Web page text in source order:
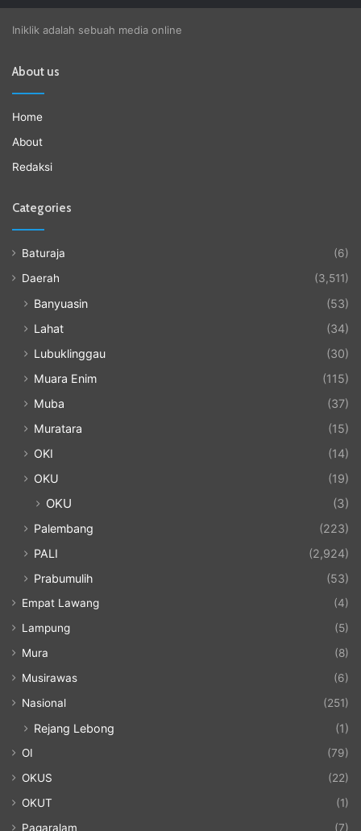
Iniklik adalah sebuah media online
About us
Home
About
Redaksi
Categories
Baturaja
(6)
Daerah
(3,511)
Banyuasin
(53)
Lahat
(34)
Lubuklinggau
(30)
Muara Enim
(115)
Muba
(37)
Muratara
(15)
OKI
(14)
OKU
(19)
OKU (3)
Palembang
(223)
PALI
(2,924)
Prabumulih
(53)
Empat Lawang
(4)
Lampung
(5)
Mura
(8)
Musirawas
(6)
Nasional
(251)
Rejang Lebong (1)
OI
(79)
OKUS
(22)
OKUT
(1)
Pagaralam
(7)